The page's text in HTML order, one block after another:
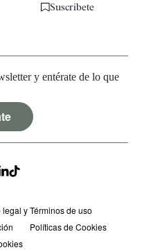
Suscríbete
y entérate de lo que
legal y Términos de uso
Políticas de Cookies